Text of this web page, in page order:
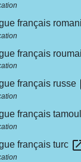
français romani
français
français russe
français tamoul
français turc